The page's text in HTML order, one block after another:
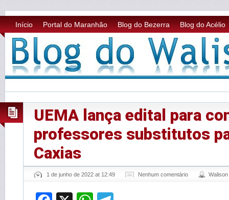
Início Portal do Maranhão Blog do Bezerra Blog do Acélio
UEMA lança edital para
professores substitutos
Caxias
1 de junho de 2022 at 12:49 Nenhum comentário